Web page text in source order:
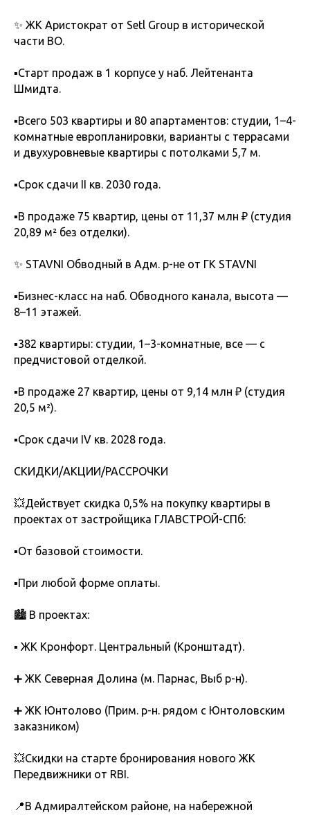
✨ ЖК Аристократ от Setl Group в исторической
части ВО.
▪️Старт продаж в 1 корпусе у наб. Лейтенанта
Шмидта.
▪️Всего 503 квартиры и 80 апартаментов: студии, 1–4-
комнатные европланировки, варианты с террасами
и двухуровневые квартиры с потолками 5,7 м.
▪️Срок сдачи II кв. 2030 года.
▪️В продаже 75 квартир, цены от 11,37 млн ₽ (студия
20,89 м² без отделки).
✨ STAVNI Обводный в Адм. р-не от ГК STAVNI
▪️Бизнес-класс на наб. Обводного канала, высота —
8–11 этажей.
▪️382 квартиры: студии, 1–3-комнатные, все — с
предчистовой отделкой.
▪️В продаже 27 квартир, цены от 9,14 млн ₽ (студия
20,5 м²).
▪️Срок сдачи IV кв. 2028 года.
СКИДКИ/АКЦИИ/РАССРОЧКИ
💥Действует скидка 0,5% на покупку квартиры в
проектах от застройщика ГЛАВСТРОЙ-СПб:
▪️От базовой стоимости.
▪️При любой форме оплаты.
🏙 В проектах:
▪️ ЖК Кронфорт. Центральный (Кронштадт).
➕ ЖК Северная Долина (м. Парнас, Выб р-н).
➕ ЖК Юнтолово (Прим. р-н. рядом с Юнтоловским
заказником)
💥Скидки на старте бронирования нового ЖК
Передвижники от RBI.
📍В Адмиралтейском районе, на набережной